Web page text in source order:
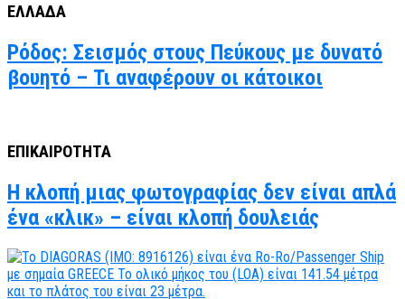
ΕΛΛΑΔΑ
Ρόδος: Σεισμός στους Πεύκους με δυνατό
βουητό – Τι αναφέρουν οι κάτοικοι
ΕΠΙΚΑΙΡΟΤΗΤΑ
Η κλοπή μιας φωτογραφίας δεν είναι απλά
ένα «κλικ» – είναι κλοπή δουλειάς